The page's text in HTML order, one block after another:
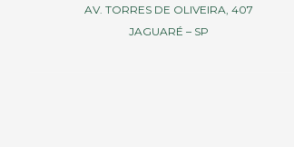
AV. TORRES DE OLIVEIRA, 407
JAGUARÉ – SP